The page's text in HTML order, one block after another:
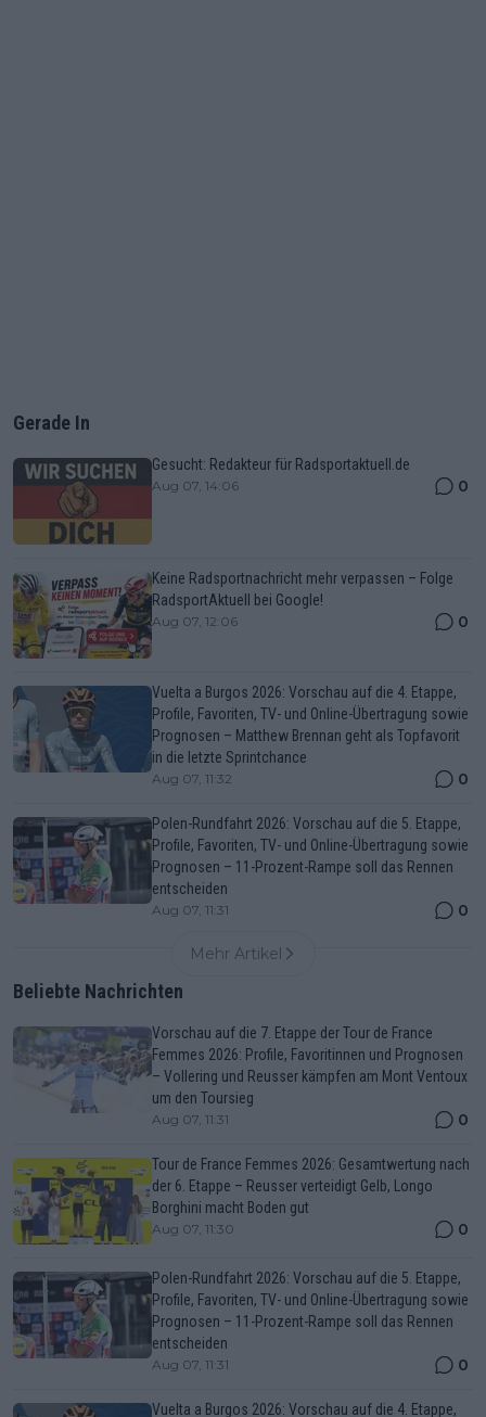
Gerade In
Gesucht: Redakteur für Radsportaktuell.de
Aug 07, 14:06 0
Keine Radsportnachricht mehr verpassen – Folge
RadsportAktuell bei Google!
Aug 07, 12:06 0
Vuelta a Burgos 2026: Vorschau auf die 4. Etappe,
Profile, Favoriten, TV- und Online-Übertragung sowie
Prognosen – Matthew Brennan geht als Topfavorit
in die letzte Sprintchance
Aug 07, 11:32 0
Polen-Rundfahrt 2026: Vorschau auf die 5. Etappe,
Profile, Favoriten, TV- und Online-Übertragung sowie
Prognosen – 11-Prozent-Rampe soll das Rennen
entscheiden
Aug 07, 11:31 0
Mehr Artikel
Beliebte Nachrichten
Vorschau auf die 7. Etappe der Tour de France
Femmes 2026: Profile, Favoritinnen und Prognosen
– Vollering und Reusser kämpfen am Mont Ventoux
um den Toursieg
Aug 07, 11:31 0
Tour de France Femmes 2026: Gesamtwertung nach
der 6. Etappe – Reusser verteidigt Gelb, Longo
Borghini macht Boden gut
Aug 07, 11:30 0
Polen-Rundfahrt 2026: Vorschau auf die 5. Etappe,
Profile, Favoriten, TV- und Online-Übertragung sowie
Prognosen – 11-Prozent-Rampe soll das Rennen
entscheiden
Aug 07, 11:31 0
Vuelta a Burgos 2026: Vorschau auf die 4. Etappe,